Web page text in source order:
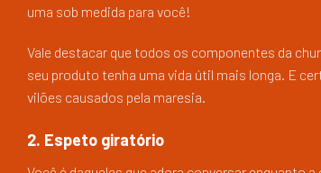
uma sob medida para você!
Vale destacar que todos os componentes da
seu produto tenha uma vida útil mais longa. E
vilões causados pela maresia.
2. Espeto giratório